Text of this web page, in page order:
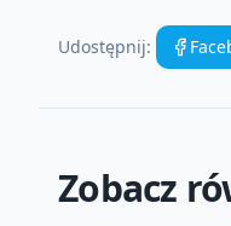
Udostępnij:
Zobacz